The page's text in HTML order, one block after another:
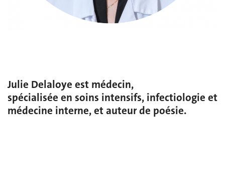
Julie Delaloye est médecin,
spécialisée en soins intensifs, infectiologie et
médecine interne, et auteur de poésie.